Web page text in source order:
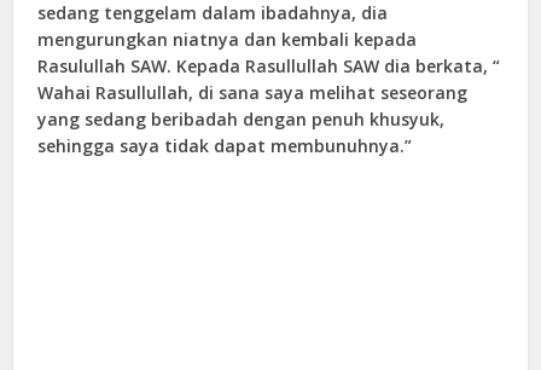
sedang tenggelam dalam ibadahnya, dia
mengurungkan niatnya dan kembali kepada
Rasulullah SAW. Kepada Rasullullah SAW dia berkata, “
Wahai Rasullullah, di sana saya melihat seseorang
yang sedang beribadah dengan penuh khusyuk,
sehingga saya tidak dapat membunuhnya.”